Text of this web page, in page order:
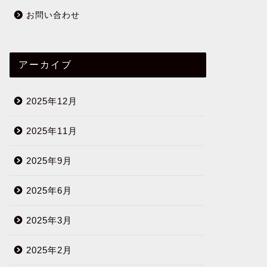
お問い合わせ
アーカイブ
2025年12月
2025年11月
2025年9月
2025年6月
2025年3月
2025年2月